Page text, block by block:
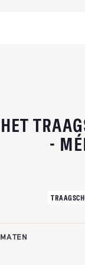
HET
-
MATEN